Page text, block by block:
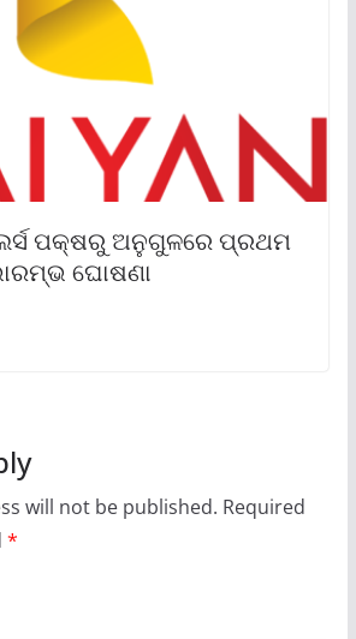
ପକ୍ଷରୁ ଅନୁଗୁଳରେ ପ୍ରଥମ
ଘୋଷଣା
will not be published. Required
*